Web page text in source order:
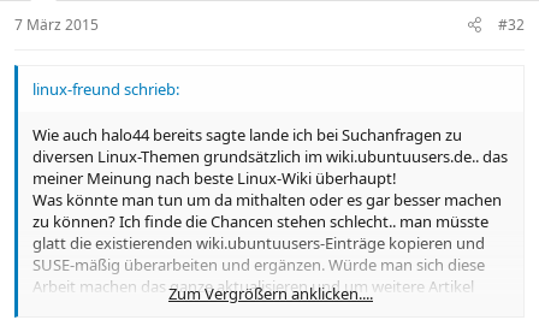
7 März 2015 #32
linux-freund schrieb:
Wie auch halo44 bereits sagte lande ich bei Suchanfragen zu
diversen Linux-Themen grundsätzlich im wiki.ubuntuusers.de.. das
meiner Meinung nach beste Linux-Wiki überhaupt!
Was könnte man tun um da mithalten oder es gar besser machen
zu können? Ich finde die Chancen stehen schlecht.. man müsste
glatt die existierenden wiki.ubuntuusers-Einträge kopieren und
SUSE-mäßig überarbeiten und ergänzen. Würde man sich diese
Arbeit machen das ganze aktualisieren und um weitere Artikel
ergänzen dann wäre man auf einem guten Weg. Wenn es auch
Zum Vergrößern anklicken....